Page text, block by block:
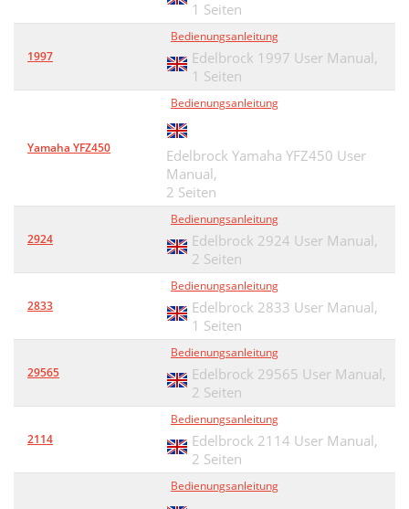
1 Seiten
1997
Bedienungsanleitung
Edelbrock 1997 User Manual,
1 Seiten
Yamaha YFZ450
Bedienungsanleitung
Edelbrock Yamaha YFZ450 User
Manual,
2 Seiten
2924
Bedienungsanleitung
Edelbrock 2924 User Manual,
2 Seiten
2833
Bedienungsanleitung
Edelbrock 2833 User Manual,
1 Seiten
29565
Bedienungsanleitung
Edelbrock 29565 User Manual,
2 Seiten
2114
Bedienungsanleitung
Edelbrock 2114 User Manual,
2 Seiten
Bedienungsanleitung